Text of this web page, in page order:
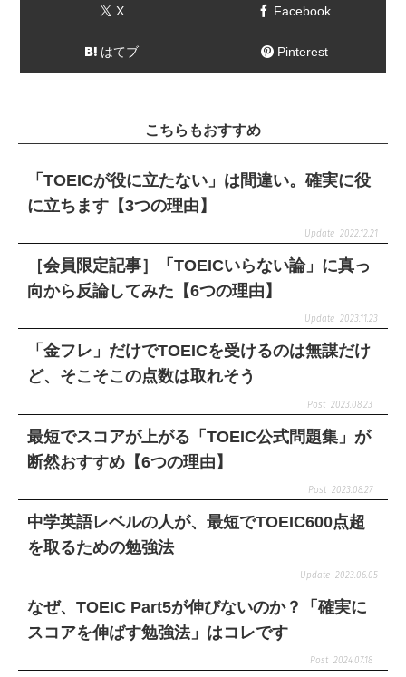
X Facebook
はてブ Pinterest
こちらもおすすめ
「TOEICが役に立たない」は間違い。確実に役
に立ちます【3つの理由】
2022.12.21
［会員限定記事］「TOEICいらない論」に真っ
向から反論してみた【6つの理由】
2023.11.23
「金フレ」だけでTOEICを受けるのは無謀だけ
ど、そこそこの点数は取れそう
2023.08.23
最短でスコアが上がる「TOEIC公式問題集」が
断然おすすめ【6つの理由】
2023.08.27
中学英語レベルの人が、最短でTOEIC600点超
を取るための勉強法
2023.06.05
なぜ、TOEIC Part5が伸びないのか？「確実に
スコアを伸ばす勉強法」はコレです
2024.07.18